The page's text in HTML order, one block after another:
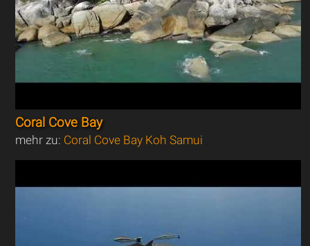
Coral Cove Bay
mehr zu: Coral Cove Bay Koh Samui